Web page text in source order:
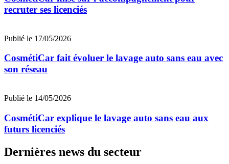
recruter ses licenciés
Publié le 17/05/2026
CosmétiCar fait évoluer le lavage auto sans eau avec
son réseau
Publié le 14/05/2026
CosmétiCar explique le lavage auto sans eau aux
futurs licenciés
Dernières news du secteur